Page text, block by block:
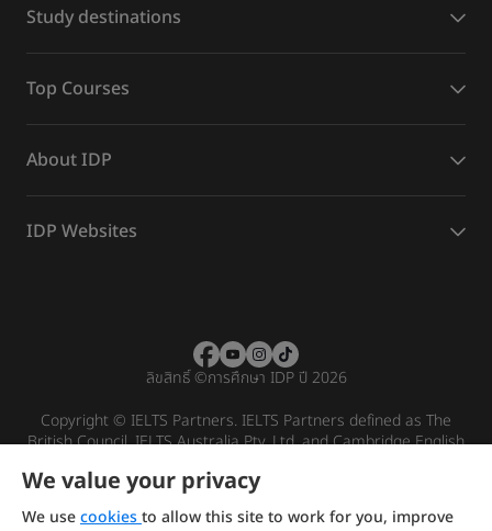
Study destinations
Top Courses
About IDP
IDP Websites
ลิขสิทธิ์©การศึกษา IDP ปี 2026
Copyright © IELTS Partners. IELTS Partners defined as The
British Council, IELTS Australia Pty. Ltd. and Cambridge English
Investors
Terms of use Privacy policy Disclaimer
We value your privacy
We usecookiesto allow this site to work for you, improve